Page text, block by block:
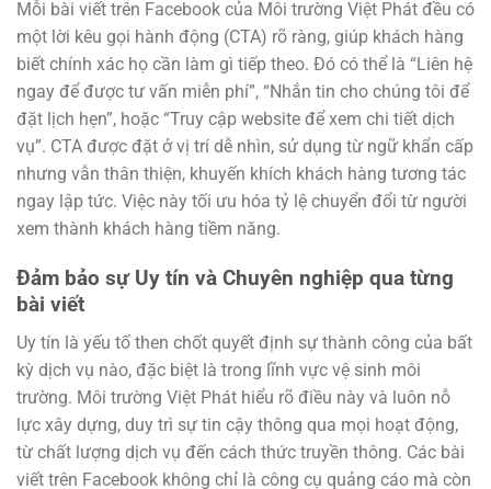
Mỗi bài viết trên Facebook của Môi trường Việt Phát đều có
một lời kêu gọi hành động (CTA) rõ ràng, giúp khách hàng
biết chính xác họ cần làm gì tiếp theo. Đó có thể là “Liên hệ
ngay để được tư vấn miễn phí”, “Nhắn tin cho chúng tôi để
đặt lịch hẹn”, hoặc “Truy cập website để xem chi tiết dịch
vụ”. CTA được đặt ở vị trí dễ nhìn, sử dụng từ ngữ khẩn cấp
nhưng vẫn thân thiện, khuyến khích khách hàng tương tác
ngay lập tức. Việc này tối ưu hóa tỷ lệ chuyển đổi từ người
xem thành khách hàng tiềm năng.
Đảm bảo sự Uy tín và Chuyên nghiệp qua từng
bài viết
Uy tín là yếu tố then chốt quyết định sự thành công của bất
kỳ dịch vụ nào, đặc biệt là trong lĩnh vực vệ sinh môi
trường. Môi trường Việt Phát hiểu rõ điều này và luôn nỗ
lực xây dựng, duy trì sự tin cậy thông qua mọi hoạt động,
từ chất lượng dịch vụ đến cách thức truyền thông. Các bài
viết trên Facebook không chỉ là công cụ quảng cáo mà còn